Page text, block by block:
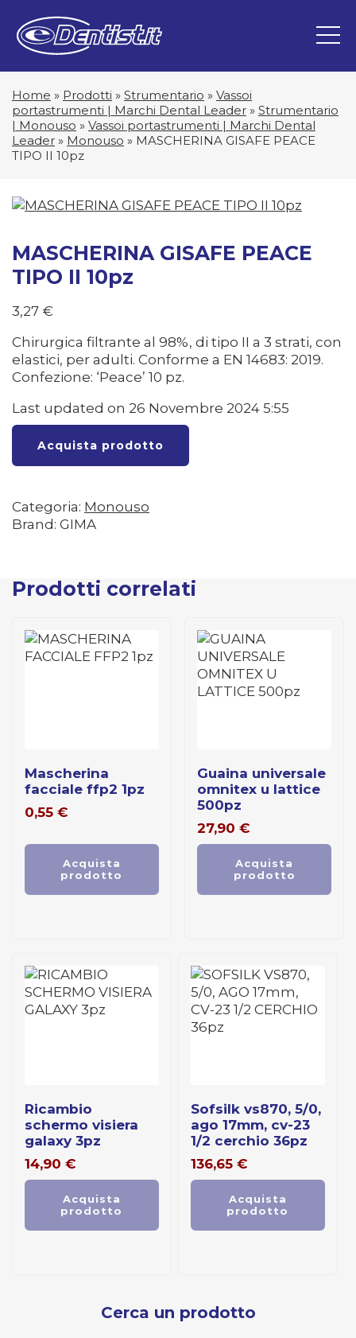
Home » Prodotti » Strumentario » Vassoi
portastrumenti | Marchi Dental Leader » Strumentario
| Monouso » Vassoi portastrumenti | Marchi Dental
Leader » Monouso » MASCHERINA GISAFE PEACE
TIPO II 10pz
MASCHERINA GISAFE PEACE
TIPO II 10pz
3,27 €
Chirurgica filtrante al 98%, di tipo II a 3 strati, con
elastici, per adulti. Conforme a EN 14683: 2019.
Confezione: ‘Peace’ 10 pz.
Last updated on 26 Novembre 2024 5:55
Acquista prodotto
Categoria: Monouso
Brand: GIMA
Prodotti correlati
mascherina
facciale ffp2 1pz
0,55 €
Acquista
prodotto
guaina universale
omnitex u lattice
500pz
27,90 €
Acquista
prodotto
ricambio
schermo visiera
galaxy 3pz
14,90 €
Acquista
prodotto
sofsilk vs870, 5/0,
ago 17mm, cv-23
1/2 cerchio 36pz
136,65 €
Acquista
prodotto
Cerca un prodotto